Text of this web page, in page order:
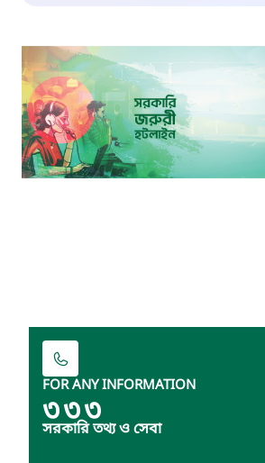
FOR ANY INFORMATION
৩৩৩
সরকারি তথ্য ও সেবা